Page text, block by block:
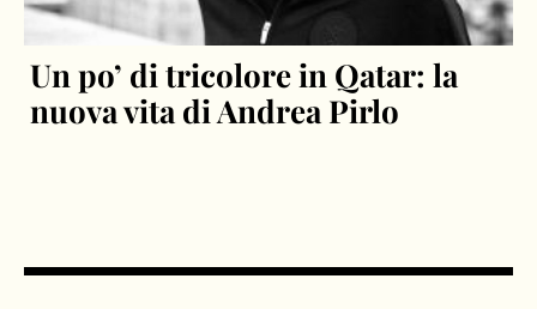
Un po’ di tricolore in Qatar: la
nuova vita di Andrea Pirlo